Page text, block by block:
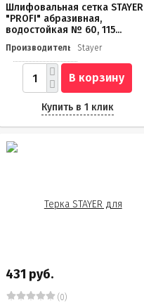
Шлифовальная сетка STAYER
"PROFI" абразивная,
водостойкая № 60, 115...
Производитель Stayer
В корзину
Купить в 1 клик
431 руб.
(0)